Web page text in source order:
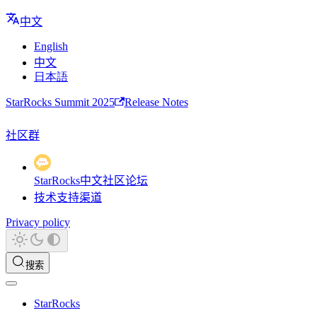
中文
English
中文
日本語
StarRocks Summit 2025 Release Notes
社区群
StarRocks中文社区论坛
技术支持渠道
Privacy policy
搜索
StarRocks